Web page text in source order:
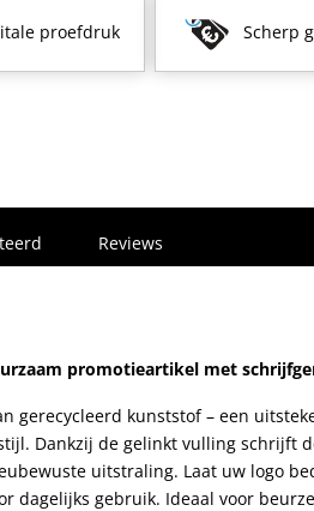
proefdruk Scherp
Reviews
promotieartikel met
gerecycleerd kunststof – een
Dankzij de gelinkt vulling schrijft
uitstraling. Laat uw logo
dagelijks gebruik. Ideaal voor